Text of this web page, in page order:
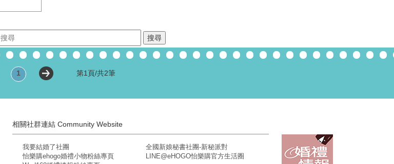
1 第1頁/共2筆
相關社群連結 Community Website
我要結婚了社團
全國新娘秘書社團-新秘派對
怡樂購ehogo婚禮小物粉絲專頁
LINE@eHOGO怡樂購官方生活圈